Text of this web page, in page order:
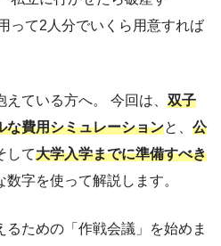
って2人分でいくら用意すれば
ている方へ。 今回は、 双子
な費用シミュレーションと、 公
して大学入学までに準備すべき
字を使って解説します。
ための「作戦会議」を始めま